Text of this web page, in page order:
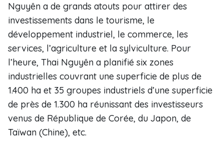
Nguyên a de grands atouts pour attirer des
investissements dans le tourisme, le
développement industriel, le commerce, les
services, l’agriculture et la sylviculture. Pour
l’heure, Thai Nguyên a planifié six zones
industrielles couvrant une superficie de plus de
1.400 ha et 35 groupes industriels d’une superficie
de près de 1.300 ha réunissant des investisseurs
venus de République de Corée, du Japon, de
Taïwan (Chine), etc.